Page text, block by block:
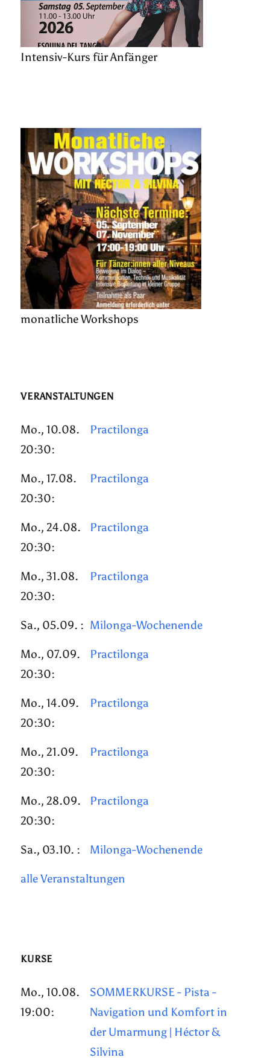
Intensiv-Kurs für Anfänger
monatliche Workshops
VERANSTALTUNGEN
Mo., 10.08.
20:30:
Practilonga
Mo., 17.08.
20:30:
Practilonga
Mo., 24.08.
20:30:
Practilonga
Mo., 31.08.
20:30:
Practilonga
Sa., 05.09. : Milonga-Wochenende
Mo., 07.09.
20:30:
Practilonga
Mo., 14.09.
20:30:
Practilonga
Mo., 21.09.
20:30:
Practilonga
Mo., 28.09.
20:30:
Practilonga
Sa., 03.10. : Milonga-Wochenende
alle Veranstaltungen
KURSE
Mo., 10.08.
19:00:
SOMMERKURSE - Pista -
Navigation und Komfort in
der Umarmung | Héctor &
Silvina